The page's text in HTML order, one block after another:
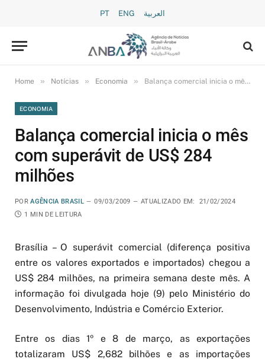
PT ENG العربية
Home » Notícias » Economia » Balança comercial inicia o mês com superávit de US$ 284 milhões
ECONOMIA
Balança comercial inicia o mês
com superávit de US$ 284
milhões
POR AGÊNCIA BRASIL 09/03/2009 ATUALIZADO EM:
21/02/2024
1 MIN DE LEITURA
Brasília – O superávit comercial (diferença positiva
entre os valores exportados e importados) chegou a
US$ 284 milhões, na primeira semana deste mês. A
informação foi divulgada hoje (9) pelo Ministério do
Desenvolvimento, Indústria e Comércio Exterior.
Entre os dias 1º e 8 de março, as exportações
totalizaram US$ 2,682 bilhões e as importações